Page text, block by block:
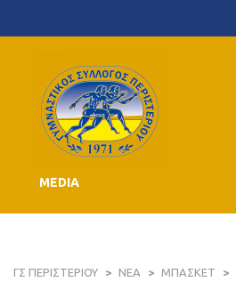
MEDIA
ΓΣ ΠΕΡΙΣΤΕΡΙΟΥ > ΝΕΑ > ΜΠΑΣΚΕΤ >